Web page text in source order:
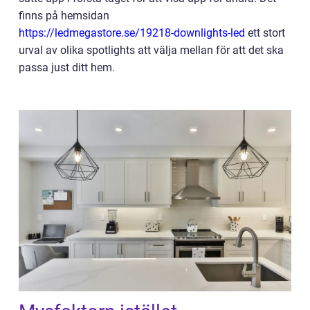
finns på hemsidan
https://ledmegastore.se/19218-downlights-led ett stort
urval av olika spotlights att välja mellan för att det ska
passa just ditt hem.